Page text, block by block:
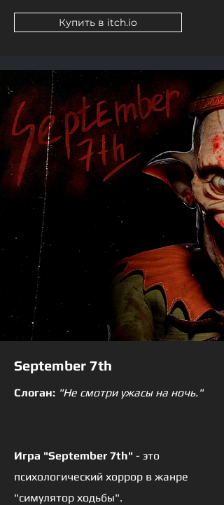
Купить в itch.io
September 7th
Слоган: "Не смотри ужасы на ночь."
Игра "September 7th" - это
психологический хоррор в жанре
"симулятор ходьбы".